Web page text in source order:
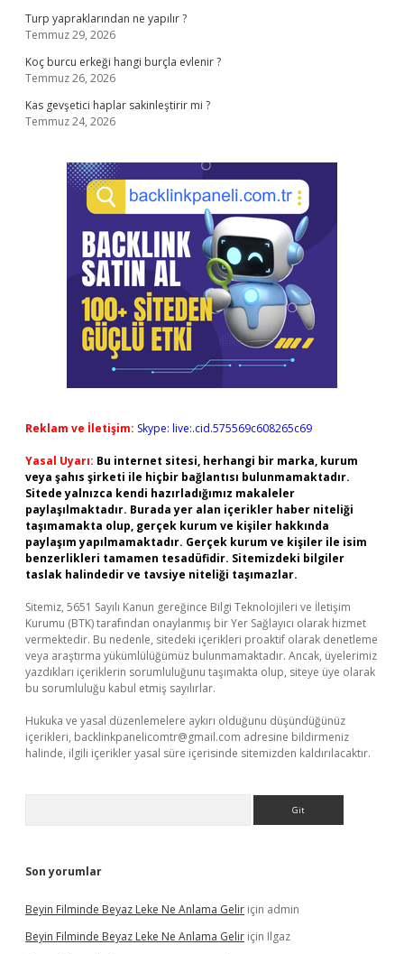
Turp yapraklarından ne yapılır ?
Temmuz 29, 2026
Koç burcu erkeği hangi burçla evlenir ?
Temmuz 26, 2026
Kas gevşetici haplar sakinleştirir mi ?
Temmuz 24, 2026
Reklam ve İletişim: Skype: live:.cid.575569c608265c69
Yasal Uyarı: Bu internet sitesi, herhangi bir marka, kurum
veya şahıs şirketi ile hiçbir bağlantısı bulunmamaktadır.
Sitede yalnızca kendi hazırladığımız makaleler
paylaşılmaktadır. Burada yer alan içerikler haber niteliği
taşımamakta olup, gerçek kurum ve kişiler hakkında
paylaşım yapılmamaktadır. Gerçek kurum ve kişiler ile isim
benzerlikleri tamamen tesadüfidir. Sitemizdeki bilgiler
taslak halindedir ve tavsiye niteliği taşımazlar.
Sitemiz, 5651 Sayılı Kanun gereğince Bilgi Teknolojileri ve İletişim
Kurumu (BTK) tarafından onaylanmış bir Yer Sağlayıcı olarak hizmet
vermektedir. Bu nedenle, sitedeki içerikleri proaktif olarak denetleme
veya araştırma yükümlülüğümüz bulunmamaktadır. Ancak, üyelerimiz
yazdıkları içeriklerin sorumluluğunu taşımakta olup, siteye üye olarak
bu sorumluluğu kabul etmiş sayılırlar.
Hukuka ve yasal düzenlemelere aykırı olduğunu düşündüğünüz
içerikleri, backlinkpanelicomtr@gmail.com adresine bildirmeniz
halinde, ilgili içerikler yasal süre içerisinde sitemizden kaldırılacaktır.
Son yorumlar
Beyin Filminde Beyaz Leke Ne Anlama Gelir için admin
Beyin Filminde Beyaz Leke Ne Anlama Gelir için Ilgaz